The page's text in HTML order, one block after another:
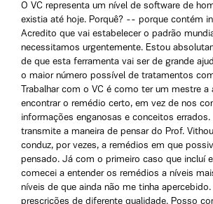
O VC representa um nível de software de
existia até hoje. Porquê? -- porque contém
Acredito que vai estabelecer o padrão
necessitamos urgentemente. Estou
de que esta ferramenta vai ser de grande
o maior número possível de tratamentos
Trabalhar com o VC é como ter um mestre a
encontrar o remédio certo, em vez de nos
informações enganosas e conceitos
transmite a maneira de pensar do Prof.
conduz, por vezes, a remédios em que
pensado. Já com o primeiro caso que incluí
comecei a entender os remédios a níveis
níveis de que ainda não me tinha
prescrições de diferente qualidade. Posso